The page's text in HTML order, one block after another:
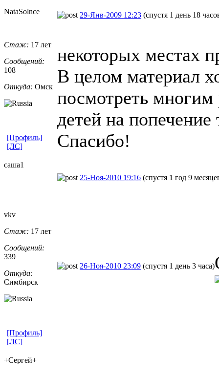
NataSolnce
Стаж: 17 лет
Сообщений:
108
Откуда: Омск
29-Янв-2009 12:23 (спустя 1 день 18
некоторых местах
В целом материал
посмотреть
детей на попечение
Спасибо!
[Профиль]
[ЛС]
саша1
25-Ноя-2010 19:16 (спустя 1 год 9
vkv
Стаж: 17 лет
Сообщений:
339
Откуда:
Симбирск
26-Ноя-2010 23:09 (спустя 1 день 3 часа)
[Профиль]
[ЛС]
+Сергей+